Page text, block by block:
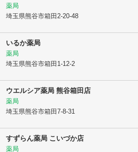
薬局
埼玉県熊谷市箱田2-20-48
いるか薬局
薬局
埼玉県熊谷市箱田1-12-2
ウエルシア薬局 熊谷箱田店
薬局
埼玉県熊谷市箱田7-8-31
すずらん薬局 こいづか店
薬局